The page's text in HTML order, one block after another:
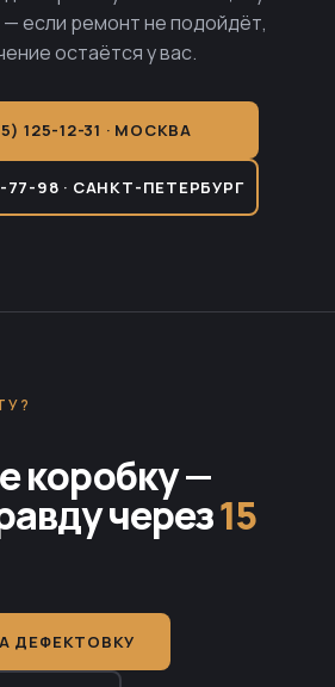
если ремонт не подойдёт,
остаётся у вас.
125-12-31 · МОСКВА
77-98 · САНКТ-ПЕТЕРБУРГ
коробку —
через15
ДЕФЕКТОВКУ